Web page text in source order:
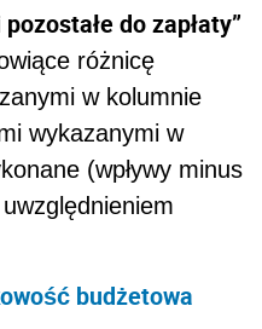
do zapłaty”
różnicę
w kolumnie
wykazanymi w
(wpływy minus
budżetowa